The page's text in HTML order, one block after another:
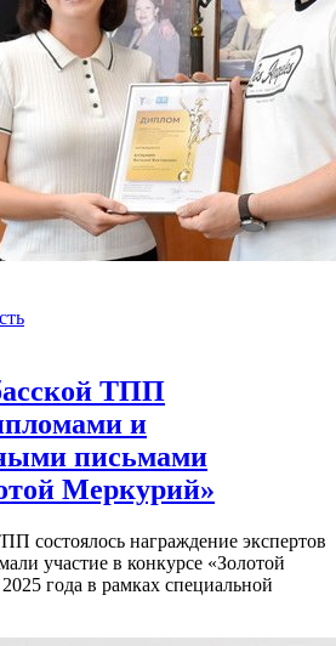
ТПП
и
письмами
Меркурий»
состоялось награждение экспертов
участие в конкурсе «Золотой
года в рамках специальной